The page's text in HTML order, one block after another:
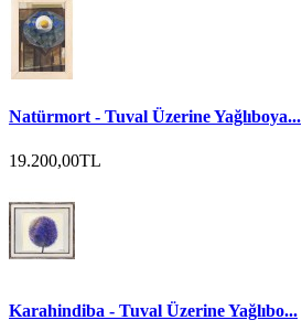
Natürmort - Tuval Üzerine Yağlıboya...
19.200,00TL
Karahindiba - Tuval Üzerine Yağlıbo...